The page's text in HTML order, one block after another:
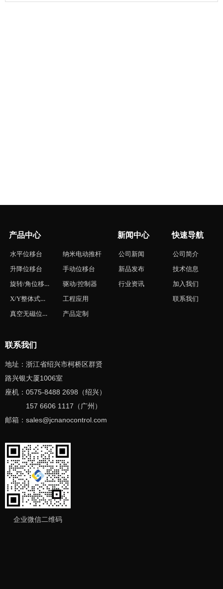
联系我们
地址：浙江省绍兴市柯桥区群贤
路兴银大厦1006室
座机：0575-8488 2698（绍兴）
157 6606 1117（广州）
邮箱：sales@jcnanocontrol .com
企业微信二维码
产品中心
纳米电动推杆
手动位移台
驱动/控制器
工程应用
产品定制
水平位移台
升降位移台
旋转/角位移台
X/Y整体式位移台
真空无磁位移台
新闻中心
公司新闻
新品发布
行业资讯
快速导航
公司简介
技术信息
加入我们
联系我们